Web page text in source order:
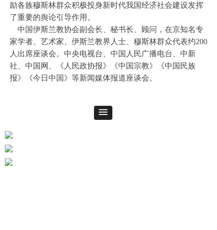
励各族穆斯林群众积极投身新时代我国经济社会建设发挥
了重要的舆论引导作用。
中国伊斯兰教协会副会长、秘书长、顾问，在京知名专
家学者、艺术家、伊斯兰教界人士、穆斯林群众代表约200
人出席座谈会。中央电视台、中国人民广播电台、中新
社、中国网、《人民政协报》《中国宗教》《中国民族
报》《今日中国》等新闻媒体报道座谈会。